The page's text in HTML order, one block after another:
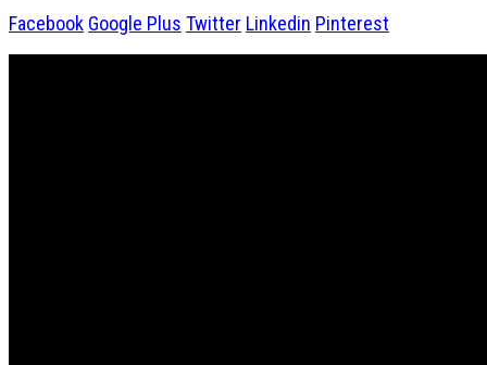
Facebook Google Plus Twitter Linkedin Pinterest